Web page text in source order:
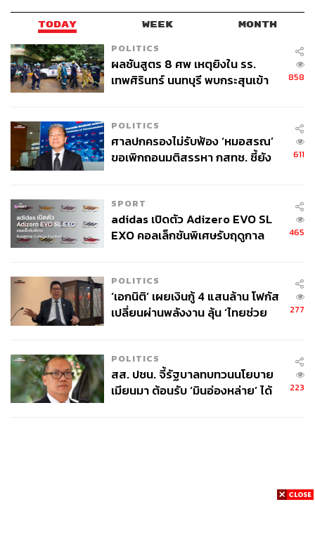
TODAY WEEK MONTH
POLITICS
ผลชันสูตร 8 ศพ เหตุยิงใน รร.
เทพศิรินทร์ นนทบุรี พบกระสุนเข้า
858
POLITICS
ศาลปกครองไม่รับฟ้อง ‘หมอสรณ’
ขอเพิกถอนมติสรรหา กสทช. ชี้ยัง
611
SPORT
adidas เปิดตัว Adizero EVO SL
EXO คอลเล็กชันพิเศษรับฤดูกาล
465
POLITICS
‘เอกนิติ’ เผยเงินกู้ 4 แสนล้าน โฟกัส
เปลี่ยนผ่านพลังงาน ลุ้น ‘ไทยช่วย
277
POLITICS
สส. ปชน. จี้รัฐบาลทบทวนนโยบาย
เมียนมา ต้อนรับ ‘มินอ่องหล่าย’ ได้
223